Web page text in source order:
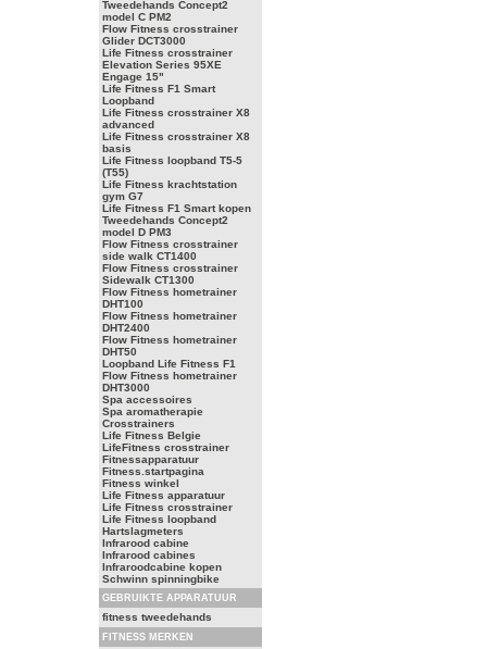
Tweedehands Concept2
model C PM2
Flow Fitness crosstrainer
Glider DCT3000
Life Fitness crosstrainer
Elevation Series 95XE
Engage 15"
Life Fitness F1 Smart
Loopband
Life Fitness crosstrainer X8
advanced
Life Fitness crosstrainer X8
basis
Life Fitness loopband T5-5
(T55)
Life Fitness krachtstation
gym G7
Life Fitness F1 Smart kopen
Tweedehands Concept2
model D PM3
Flow Fitness crosstrainer
side walk CT1400
Flow Fitness crosstrainer
Sidewalk CT1300
Flow Fitness hometrainer
DHT100
Flow Fitness hometrainer
DHT2400
Flow Fitness hometrainer
DHT50
Loopband Life Fitness F1
Flow Fitness hometrainer
DHT3000
Spa accessoires
Spa aromatherapie
Crosstrainers
Life Fitness Belgie
LifeFitness crosstrainer
Fitnessapparatuur
Fitness.startpagina
Fitness winkel
Life Fitness apparatuur
Life Fitness crosstrainer
Life Fitness loopband
Hartslagmeters
Infrarood cabine
Infrarood cabines
Infraroodcabine kopen
Schwinn spinningbike
GEBRUIKTE APPARATUUR
fitness tweedehands
FITNESS MERKEN